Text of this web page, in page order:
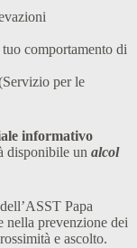
comportamento di
per le
informativo
disponibile un alcol
Papa
prevenzione dei
e ascolto.